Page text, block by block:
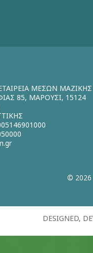
ΜΕΣΩΝ
85, ΜΑΡΟΥΣΙ, 15124
© 2026
DESIGNED,